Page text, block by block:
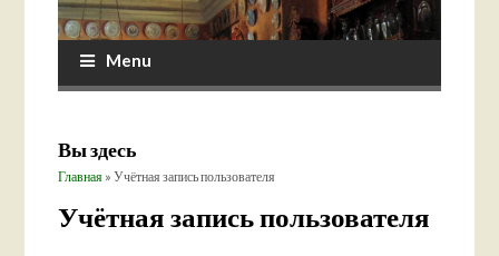
Menu
Вы здесь
Главная » Учётная запись пользователя
Учётная запись пользователя